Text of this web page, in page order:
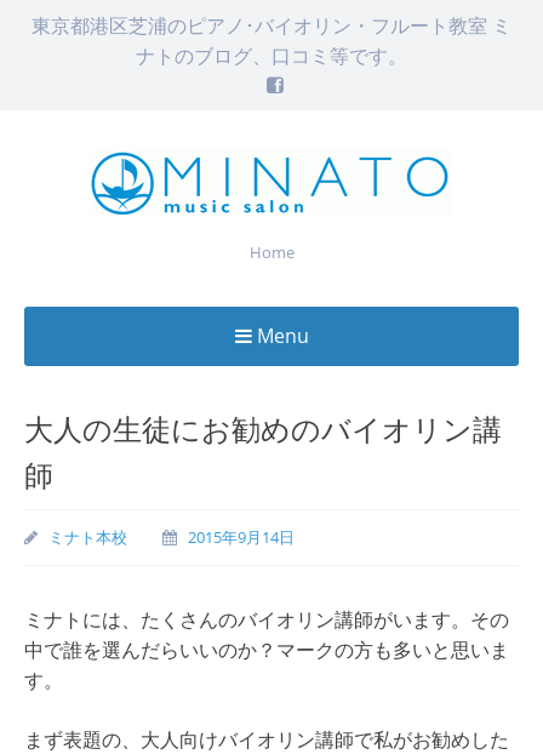
東京都港区芝浦のピアノ･バイオリン・フルート教室 ミ
ナトのブログ、口コミ等です。
Home
Menu
to
content
大人の生徒にお勧めのバイオリン講
師
ミナト本校 2015年9月14日
ミナトには、たくさんのバイオリン講師がいます。その
中で誰を選んだらいいのか？マークの方も多いと思いま
す。
まず表題の、大人向けバイオリン講師で私がお勧めした